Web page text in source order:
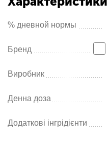
% дневной нормы
Бренд
Виробник
Денна доза
Додаткові інгрідієнти